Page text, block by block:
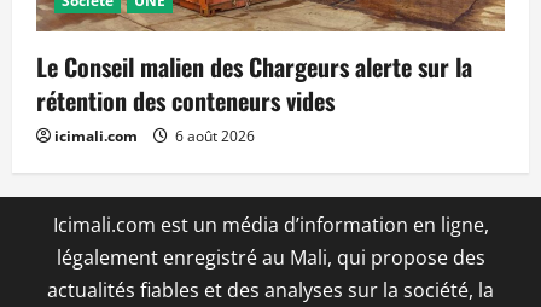
Le Conseil malien des Chargeurs alerte sur la
rétention des conteneurs vides
icimali.com 6 août 2026
Icimali.com est un média d’information en ligne,
légalement enregistré au Mali, qui propose des
actualités fiables et des analyses sur la société, la